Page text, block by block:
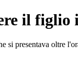
il figlio
si presentava oltre